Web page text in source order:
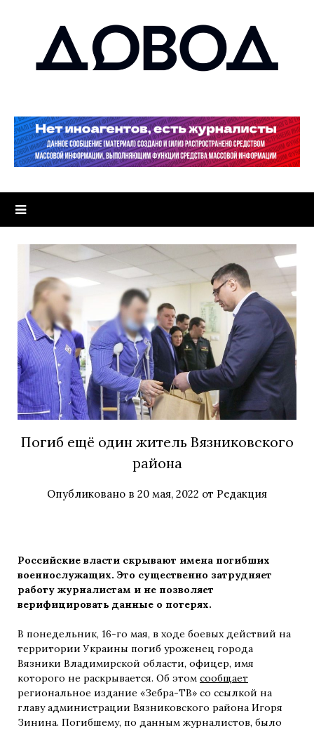
Погиб ещё один житель Вязниковского
района
Опубликовано в 20 мая, 2022 от Редакция
Российские власти скрывают имена погибших
военнослужащих. Это существенно затрудняет
работу журналистам и не позволяет
верифицировать данные о потерях.
В понедельник, 16-го мая, в ходе боевых действий на
территории Украины погиб уроженец города
Вязники Владимирской области, офицер, имя
которого не раскрывается. Об этом сообщает
региональное издание «Зебра-ТВ» со ссылкой на
главу администрации Вязниковского района Игоря
Зинина. Погибшему, по данным журналистов, было